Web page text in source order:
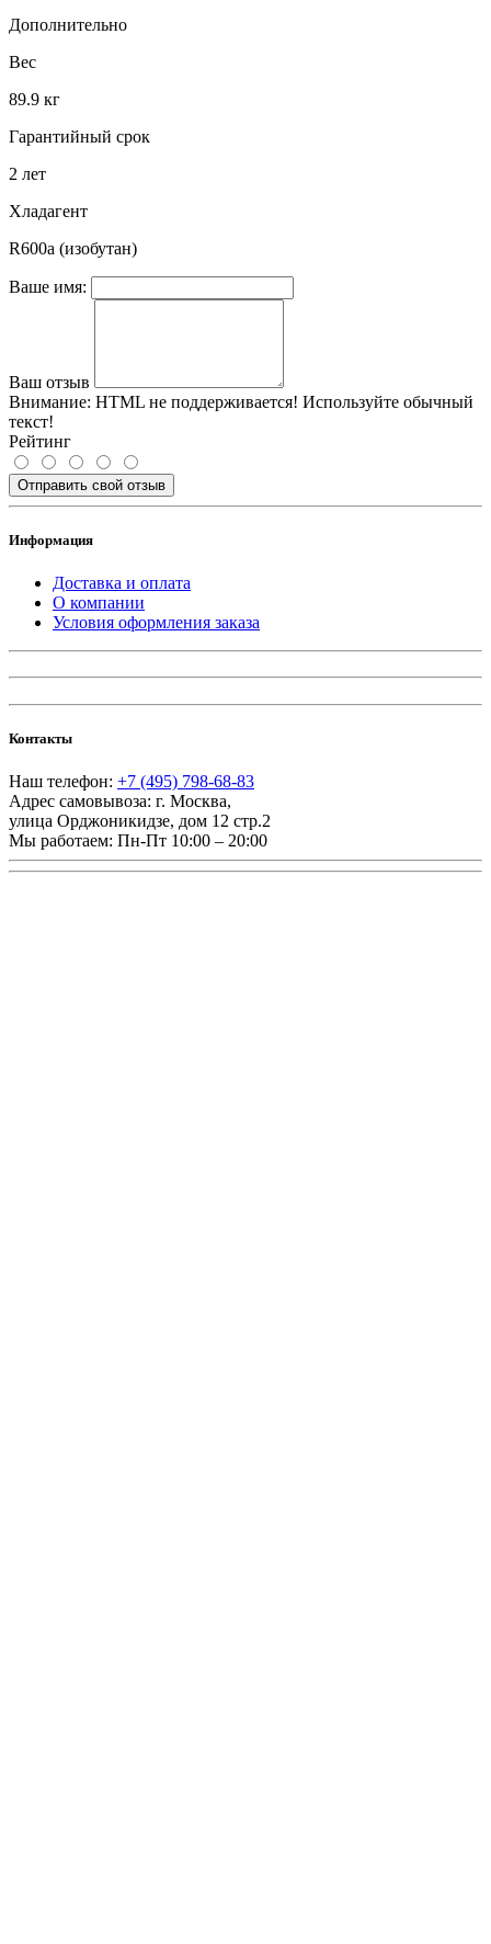
Дополнительно
Вес
89.9 кг
Гарантийный срок
2 лет
Хладагент
R600a (изобутан)
Ваше имя:
Ваш отзыв
Внимание: HTML не поддерживается! Используйте обычный
текст!
Рейтинг
Отправить свой отзыв
Информация
Доставка и оплата
О компании
Условия оформления заказа
Контакты
Наш телефон: +7 (495) 798-68-83
Адрес самовывоза: г. Москва,
улица Орджоникидзе, дом 12 стр.2
Мы работаем: Пн-Пт 10:00 – 20:00